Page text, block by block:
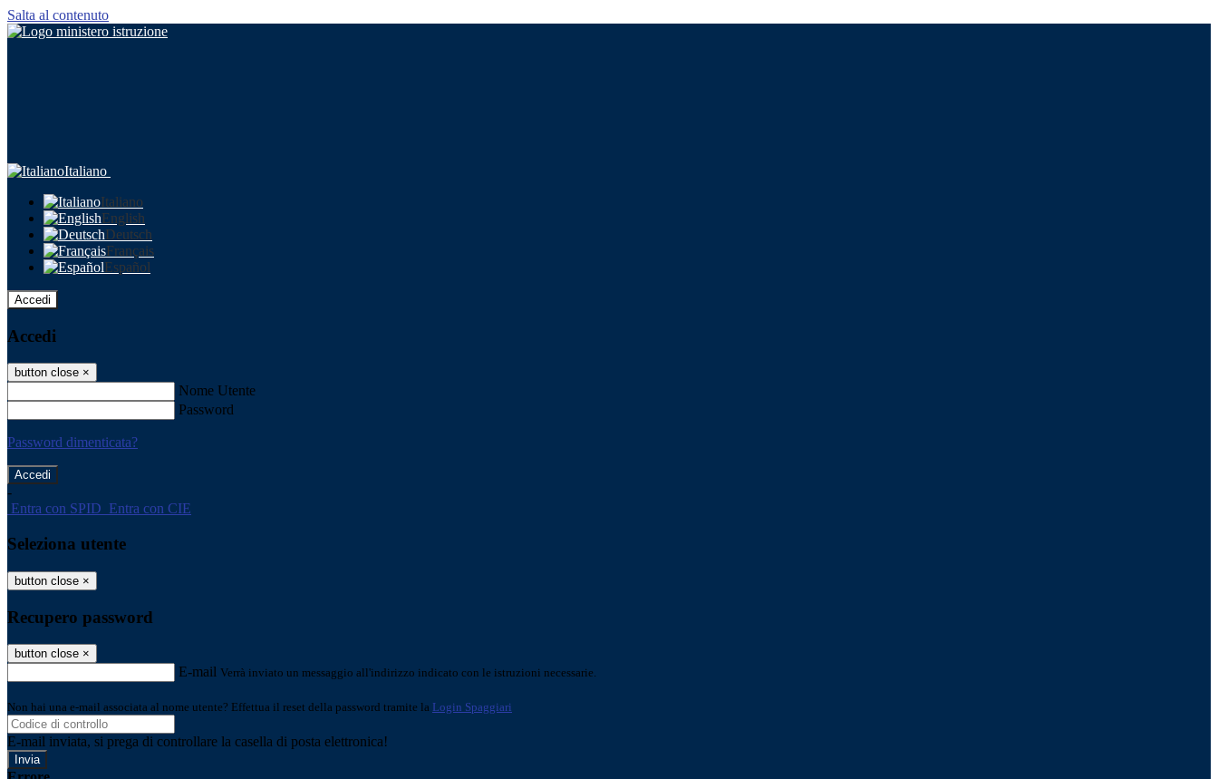
Salta al contenuto
Italiano
Italiano
English
Deutsch
Français
Español
Accedi
Accedi
button close ×
Nome Utente
Password
Password dimenticata?
-
Entra con SPID Entra con CIE
Seleziona utente
button close ×
Recupero password
button close ×
E-mail Verrà inviato un messaggio all'indirizzo indicato con le istruzioni necessarie.
Non hai una e-mail associata al nome utente? Effettua il reset della password tramite la Login Spaggiari
E-mail inviata, si prega di controllare la casella di posta elettronica!